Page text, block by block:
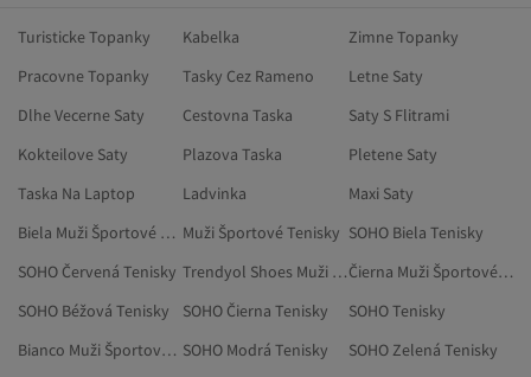
Turisticke Topanky Kabelka
Zimne Topanky
Pracovne Topanky
Tasky Cez Rameno
Letne Saty
Dlhe Vecerne Saty
Cestovna Taska
Saty S Flitrami
Kokteilove Saty
Plazova Taska
Pletene Saty
Taska Na Laptop
Ladvinka
Maxi Saty
Biela Muži Športové Tenisky Muži Športové Tenisky SOHO Biela Tenisky
SOHO Červená Tenisky
Trendyol Shoes Muži Športové Tenisky
Čierna Muži Športové Tenisky
SOHO Béžová Tenisky
SOHO Čierna Tenisky
SOHO Tenisky
Bianco Muži Športové Tenisky SOHO Modrá Tenisky
SOHO Zelená Tenisky